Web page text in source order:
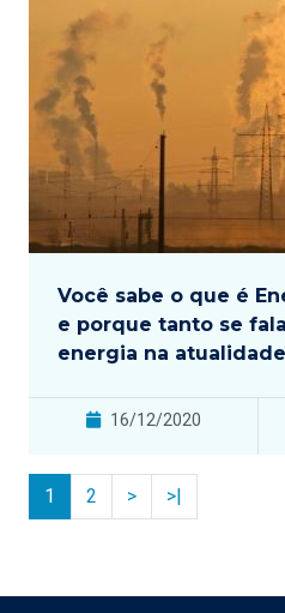
Você sabe o que é
e porque tanto se
energia na
16/12/2020
1 2 > >|